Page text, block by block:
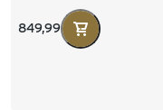
849,99